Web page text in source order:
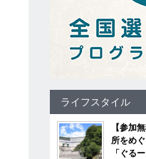
ライフスタイル
【参加
所をめ
「ぐる